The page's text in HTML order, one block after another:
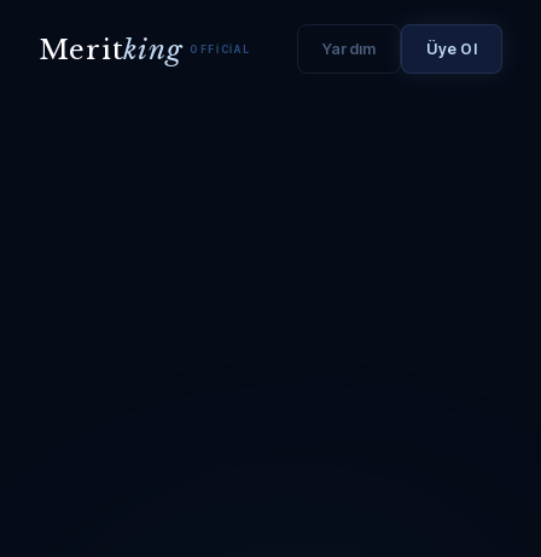
Meritking OFFICIAL Yardım Üye Ol